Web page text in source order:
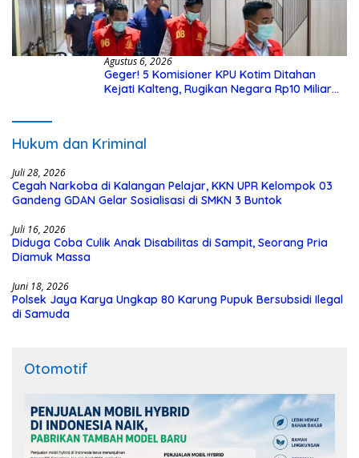
Agustus 6, 2026
Geger! 5 Komisioner KPU Kotim Ditahan
Kejati Kalteng, Rugikan Negara Rp10 Miliar
Hukum dan Kriminal
Juli 28, 2026
Cegah Narkoba di Kalangan Pelajar, KKN UPR Kelompok 03
Gandeng GDAN Gelar Sosialisasi di SMKN 3 Buntok
Juli 16, 2026
Diduga Coba Culik Anak Disabilitas di Sampit, Seorang Pria
Diamuk Massa
Juni 18, 2026
Polsek Jaya Karya Ungkap 80 Karung Pupuk Bersubsidi Ilegal
di Samuda
Otomotif